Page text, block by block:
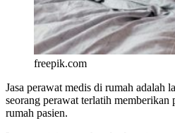
freepik.com
Jasa perawat medis di rumah adalah
seorang perawat terlatih memberikan
rumah pasien.